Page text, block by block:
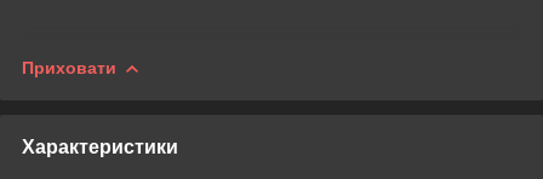
Приховати
Характеристики